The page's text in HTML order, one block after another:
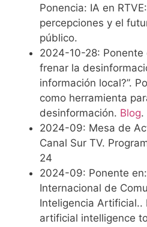
Ponencia: IA en
percepciones y el
público.
2024-10-28: Ponente
frenar la
información local?”.
como herramienta
desinformación. Blog.
2024-09: Mesa de
Canal Sur TV.
24
2024-09: Ponente
Internacional de
Inteligencia
artificial intelligence